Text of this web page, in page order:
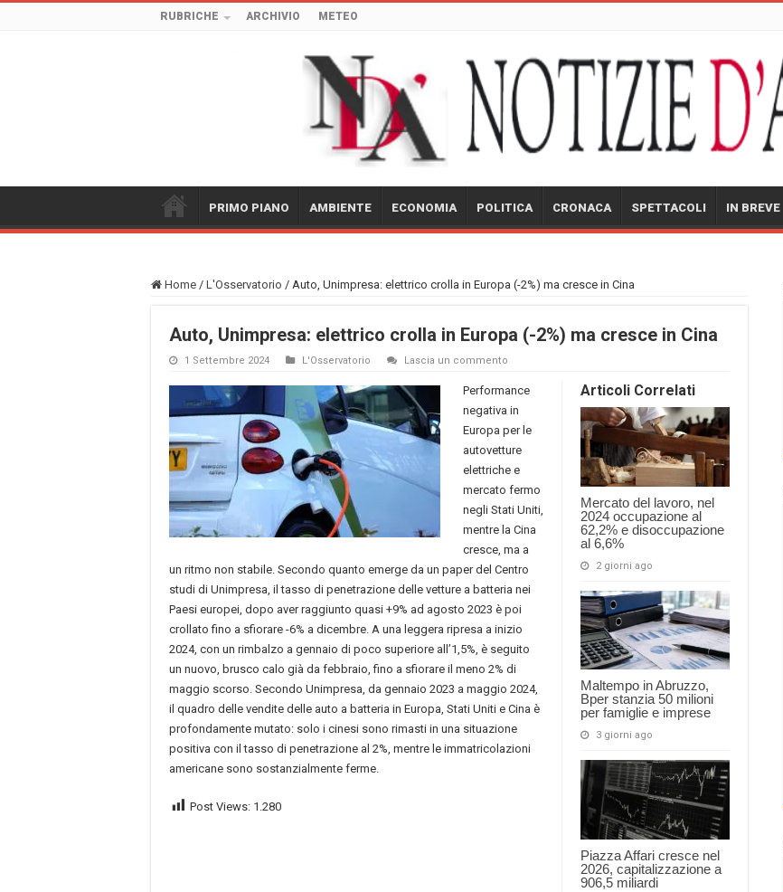
RUBRICHE ARCHIVIO METEO
PRIMO PIANO AMBIENTE ECONOMIA POLITICA CRONACA SPETTACOLI IN BREVE
Home / L'Osservatorio / Auto, Unimpresa: elettrico crolla in Europa (-2%) ma cresce in Cina
Auto, Unimpresa: elettrico crolla in Europa (-2%) ma cresce in Cina
1 Settembre 2024 L'Osservatorio Lascia un commento
Articoli Correlati
Mercato del lavoro, nel
2024 occupazione al
62,2% e disoccupazione
al 6,6%
2 giorni ago
Maltempo in Abruzzo,
Bper stanzia 50 milioni
per famiglie e imprese
3 giorni ago
Piazza Affari cresce nel
2026, capitalizzazione a
906,5 miliardi
Performance
negativa in
Europa per le
autovetture
elettriche e
mercato fermo
negli Stati Uniti,
mentre la Cina
cresce, ma a
un ritmo non stabile. Secondo quanto emerge da un paper del Centro
studi di Unimpresa, il tasso di penetrazione delle vetture a batteria nei
Paesi europei, dopo aver raggiunto quasi +9% ad agosto 2023 è poi
crollato fino a sfiorare -6% a dicembre. A una leggera ripresa a inizio
2024, con un rimbalzo a gennaio di poco superiore all’1,5%, è seguito
un nuovo, brusco calo già da febbraio, fino a sfiorare il meno 2% di
maggio scorso. Secondo Unimpresa, da gennaio 2023 a maggio 2024,
il quadro delle vendite delle auto a batteria in Europa, Stati Uniti e Cina è
profondamente mutato: solo i cinesi sono rimasti in una situazione
positiva con il tasso di penetrazione al 2%, mentre le immatricolazioni
americane sono sostanzialmente ferme.
Post Views: 1.280